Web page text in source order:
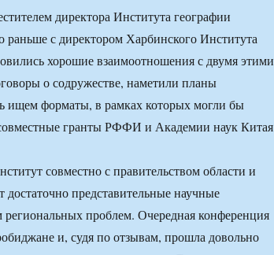
директора Института географии
раньше с директором Харбинского Института
хорошие взаимоотношения с двумя этими
о содружестве, наметили планы
ищем форматы, в рамках которых могли бы
гранты РФФИ и Академии наук
совместно с правительством области и
представительные научные
проблем. Очередная конференция
и, судя по отзывам, прошла довольно